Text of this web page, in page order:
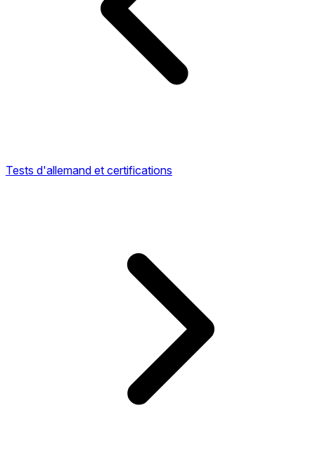
Tests d'allemand et certifications